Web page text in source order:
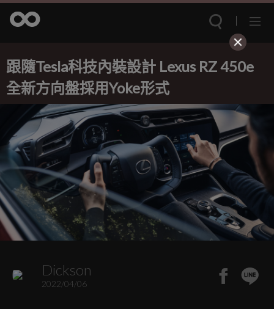
跟隨Tesla科技內裝設計 Lexus RZ 450e
全新方向盤採用Yoke形式
Dickson
2022/04/06